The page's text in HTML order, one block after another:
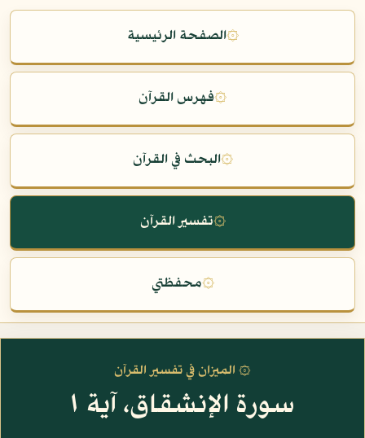
۞الصفحة الرئيسية
۞فهرس القرآن
۞البحث في القرآن
۞تفسير القرآن
۞محفظتي
۞ الميزان في تفسير القرآن
سورة الإنشقاق، آية ١